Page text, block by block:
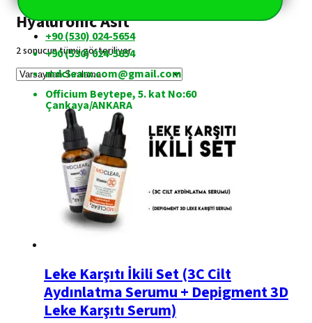
+90 (530) 024-5654
+90 (530) 024-5654
mdclearx.com@gmail.com
Officium Beytepe, 5. kat No:60
Çankaya/ANKARA
Hyaluronic Asit
2 sonucun tümü gösteriliyor
Leke Karşıtı İkili Set (3C Cilt
Aydınlatma Serumu + Depigment 3D
Leke Karşıtı Serum)